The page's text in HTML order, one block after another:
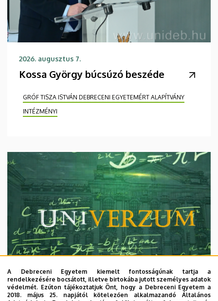
2026. augusztus 7.
Kossa György búcsúzó beszéde
GRÓF TISZA ISTVÁN DEBRECENI EGYETEMÉRT ALAPÍTVÁNY
INTÉZMÉNYI
A Debreceni Egyetem kiemelt fontosságúnak tartja a
rendelkezésére bocsátott, illetve birtokába jutott személyes adatok
védelmét. Ezúton tájékoztatjuk Önt, hogy a Debreceni Egyetem a
2018. május 25. napjától kötelezően alkalmazandó Általános